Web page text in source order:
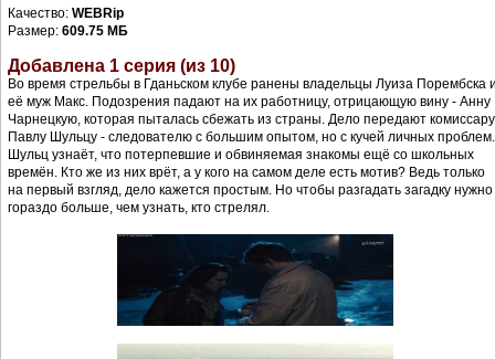
Качество: WEBRip
Размер: 609.75 МБ
Добавлена 1 серия (из 10)
Во время стрельбы в Гданьском клубе ранены владельцы Луиза Порембска
её муж Макс. Подозрения падают на их работницу, отрицающую вину - Анну
Чарнецкую, которая пыталась сбежать из страны. Дело передают комиссару
Павлу Шульцу - следователю с большим опытом, но c кучей личных проблем.
Шульц узнаёт, что потерпевшие и обвиняемая знакомы ещё со школьных
времён. Кто же из них врёт, а у кого на самом деле есть мотив? Ведь только
на первый взгляд, дело кажется простым. Но чтобы разгадать загадку нужно
гораздо больше, чем узнать, кто стрелял.